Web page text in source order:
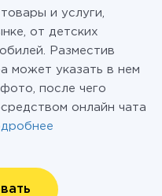
и услуги,
от детских
Разместив
может указать в нем
после чего
онлайн чата